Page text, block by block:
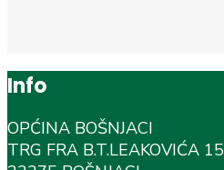
Info
OPĆINA BOŠNJACI
TRG FRA B.T.LEAKOVIĆA 15